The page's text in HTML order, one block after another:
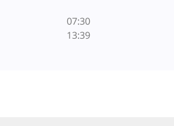
07:30
13:39